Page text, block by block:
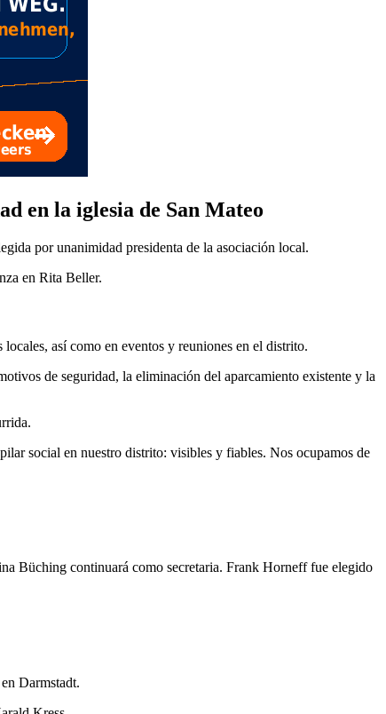
en la iglesia de San Mateo
por unanimidad presidenta de la asociación local.
en Rita Beller.
así como en eventos y reuniones en el distrito.
de seguridad, la eliminación del aparcamiento existente y la
social en nuestro distrito: visibles y fiables. Nos ocupamos de
Büching continuará como secretaria. Frank Horneff fue elegido
Darmstadt.